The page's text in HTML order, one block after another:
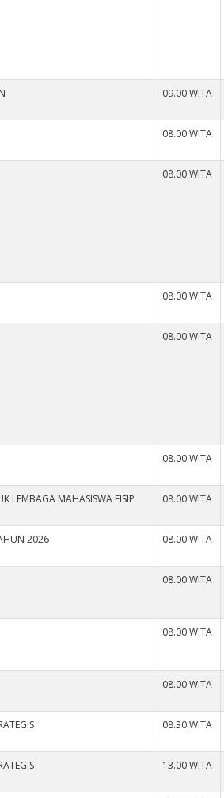
09.00 WITA
08.00 WITA
08.00 WITA
08.00 WITA
08.00 WITA
08.00 WITA
LEMBAGA MAHASISWA FISIP
08.00 WITA
2026 08.00 WITA
08.00 WITA
08.00 WITA
08.00 WITA
08.30 WITA
13.00 WITA